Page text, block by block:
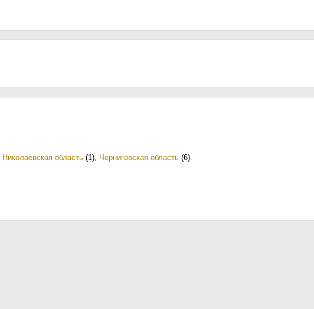
Николаевская область (1), Черниговская область (6).